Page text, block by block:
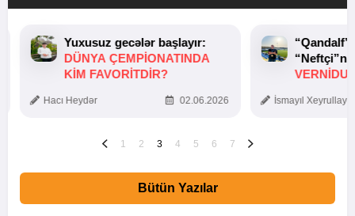
Yuxusuz gecələr başlayır:
DÜNYA ÇEMPIONATINDA
KIM FAVORITDIR?
Hacı Heydər 02.06.2026 İsmayıl
1 2 3 4 5 6 7
Bütün Yazılar